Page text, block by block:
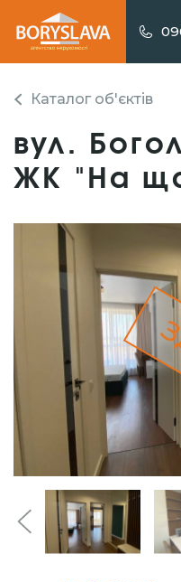
Каталог об'єктів
вул.
ЖК "На